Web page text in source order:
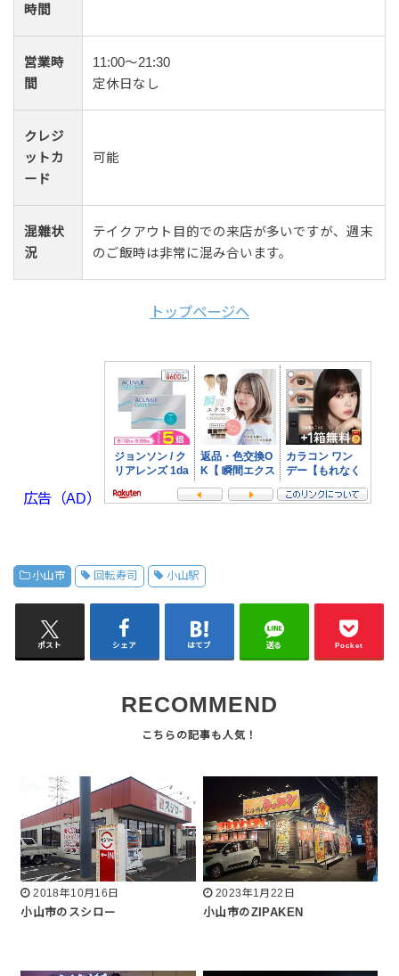
時間
営業時
間
11:00〜21:30
定休日なし
クレジ
ットカ
ード
可能
混雜状
況
テイクアウト目的での来店が多いですが、週末
のご飯時は非常に混み合います。
トップページへ
広告（AD）
小山市 回転寿司 小山駅
ポスト シェア はてブ 送る Pocket
RECOMMEND
2018年10月16日
小山市のスシロー
2023年1月22日
小山市のZIPAKEN